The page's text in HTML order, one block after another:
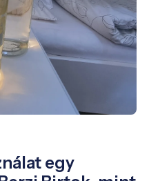
egy